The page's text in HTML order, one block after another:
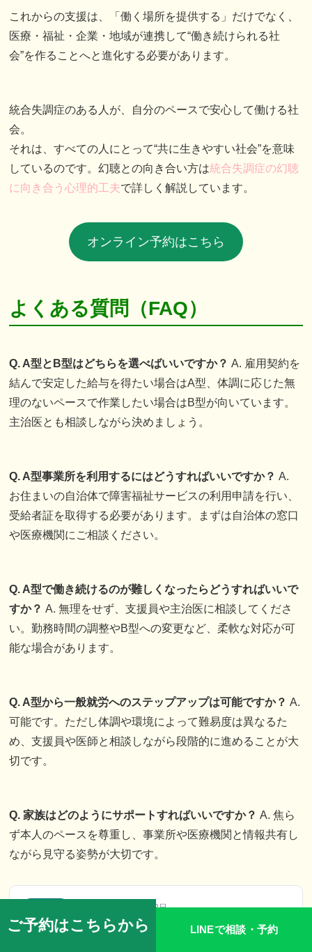
これからの支援は、「働く場所を提供する」だけでなく、
医療・福祉・企業・地域が連携して“働き続けられる社
会”を作ることへと進化する必要があります。
統合失調症のある人が、自分のペースで安心して働ける社
会。
それは、すべての人にとって“共に生きやすい社会”を意味
しているのです。幻聴との向き合い方は統合失調症の幻聴
に向き合う心理的工夫で詳しく解説しています。
オンライン予約はこちら
よくある質問（FAQ）
Q. A型とB型はどちらを選べばいいですか？ A. 雇用契約を
結んで安定した給与を得たい場合はA型、体調に応じた無
理のないペースで作業したい場合はB型が向いています。
主治医とも相談しながら決めましょう。
Q. A型事業所を利用するにはどうすればいいですか？ A.
お住まいの自治体で障害福祉サービスの利用申請を行い、
受給者証を取得する必要があります。まずは自治体の窓口
や医療機関にご相談ください。
Q. A型で働き続けるのが難しくなったらどうすればいいで
すか？ A. 無理をせず、支援員や主治医に相談してくださ
い。勤務時間の調整やB型への変更など、柔軟な対応が可
能な場合があります。
Q. A型から一般就労へのステップアップは可能ですか？ A.
可能です。ただし体調や環境によって難易度は異なるた
め、支援員や医師と相談しながら段階的に進めることが大
切です。
Q. 家族はどのようにサポートすればいいですか？ A. 焦ら
ず本人のペースを尊重し、事業所や医療機関と情報共有し
ながら見守る姿勢が大切です。
監修日：2025年10月22日
佐々木先生 （ささき）
ご予約はこちらから LINEで相談・予約